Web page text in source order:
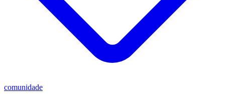
comunidade